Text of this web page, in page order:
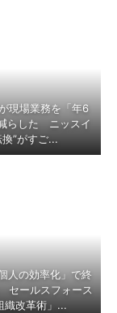
現場業務を「年6
らした ニッスイ
”がすご...
人の効率化」で終
セールスフォース
織改革術」...